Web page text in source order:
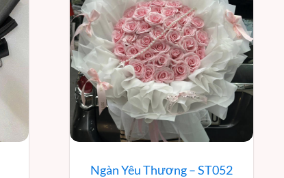
Ngàn Yêu Thương – ST052